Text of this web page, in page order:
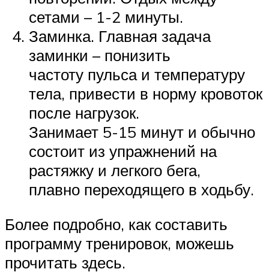
сетами – 1-2 минуты.
Заминка. Главная задача
заминки – понизить
частоту пульса и температуру
тела, привести в норму кровоток
после нагрузок.
Занимает 5-15 минут и обычно
состоит из упражнений на
растяжку и легкого бега,
плавно переходящего в ходьбу.
Более подробно, как составить
программу тренировок, можешь
прочитать здесь.